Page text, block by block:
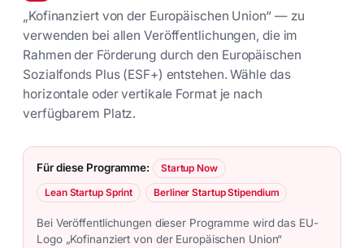
„Kofinanziert von der Europäischen Union“ — zu
verwenden bei allen Veröffentlichungen, die im
Rahmen der Förderung durch den Europäischen
Sozialfonds Plus (ESF+) entstehen. Wähle das
horizontale oder vertikale Format je nach
verfügbarem Platz.
Für diese Programme:
Startup Now
Lean Startup Sprint
Berliner Startup Stipendium
Bei Veröffentlichungen dieser Programme wird das EU-
Logo „Kofinanziert von der Europäischen Union“